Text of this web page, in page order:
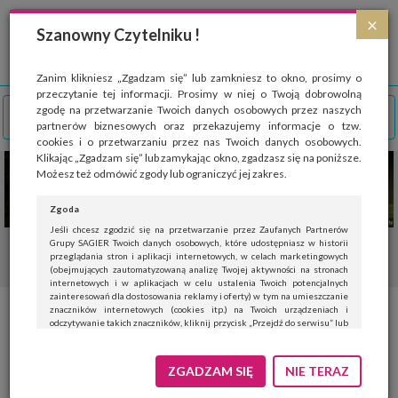
×
Szanowny Czytelniku !
Zanim klikniesz „Zgadzam się” lub zamkniesz to okno, prosimy o
przeczytanie tej informacji. Prosimy w niej o Twoją dobrowolną
zgodę na przetwarzanie Twoich danych osobowych przez naszych
partnerów biznesowych oraz przekazujemy informacje o tzw.
cookies i o przetwarzaniu przez nas Twoich danych osobowych.
Klikając „Zgadzam się” lub zamykając okno, zgadzasz się na poniższe.
Możesz też odmówić zgody lub ograniczyć jej zakres.
Zgoda
Jeśli chcesz zgodzić się na przetwarzanie przez Zaufanych Partnerów
Grupy SAGIER Twoich danych osobowych, które udostępniasz w historii
przeglądania stron i aplikacji internetowych, w celach marketingowych
(obejmujących zautomatyzowaną analizę Twojej aktywności na stronach
internetowych i w aplikacjach w celu ustalenia Twoich potencjalnych
zainteresowań dla dostosowania reklamy i oferty) w tym na umieszczanie
znaczników internetowych (cookies itp.) na Twoich urządzeniach i
odczytywanie takich znaczników, kliknij przycisk „Przejdź do serwisu” lub
Jeśli nie chcesz wyrazić zgody, kliknij „Nie teraz”.
Wyrażenie zgody jest dobrowolne. Możesz edytować zakres zgody, w tym
ZGADZAM SIĘ NIE TERAZ
Strona wykorzystuje pliki cookies, które służą głównie do celów statystycznych.
Wyrażając zgodę na używanie 'cookies', zezwalasz na zapisanie ich w pamięci
przeglądarki. Przejdź do
polityki cookies